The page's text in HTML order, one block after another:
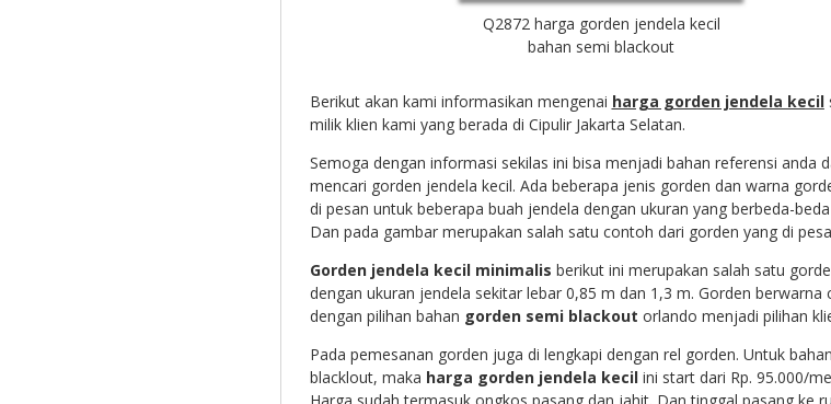
Q2872 harga gorden jendela kecil
bahan semi blackout
Berikut akan kami informasikan mengenai harga gorden jendela kecil
milik klien kami yang berada di Cipulir Jakarta Selatan.
Semoga dengan informasi sekilas ini bisa menjadi bahan referensi anda
mencari gorden jendela kecil. Ada beberapa jenis gorden dan warna
di pesan untuk beberapa buah jendela dengan ukuran yang berbeda-
Dan pada gambar merupakan salah satu contoh dari gorden yang di
Gorden jendela kecil minimalis berikut ini merupakan salah satu
dengan ukuran jendela sekitar lebar 0,85 m dan 1,3 m. Gorden berwarna
dengan pilihan bahan gorden semi blackout orlando menjadi pilihan
Pada pemesanan gorden juga di lengkapi dengan rel gorden. Untuk
blacklout, maka harga gorden jendela kecilini start dari Rp. 95.000/